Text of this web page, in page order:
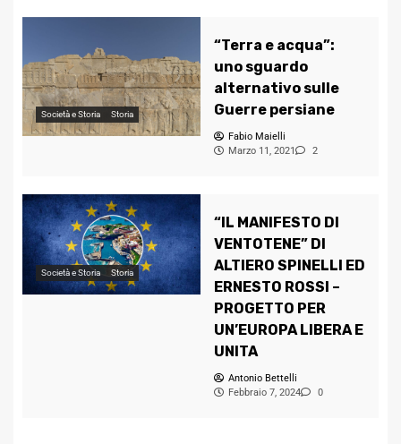
Società e Storia Storia
“Terra e acqua”:
uno sguardo
alternativo sulle
Guerre persiane
Fabio Maielli
Marzo 11, 2021
2
Società e Storia Storia
“IL MANIFESTO DI
VENTOTENE” DI
ALTIERO SPINELLI ED
ERNESTO ROSSI –
PROGETTO PER
UN’EUROPA LIBERA E
UNITA
Antonio Bettelli
Febbraio 7, 2024
0